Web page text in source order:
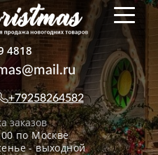
4818
+79258264582
заказов
по Москве
- выходной